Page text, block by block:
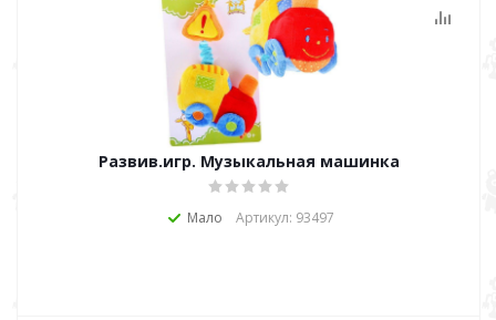
Развив.игр. Музыкальная машинка
Мало Артикул: 93497